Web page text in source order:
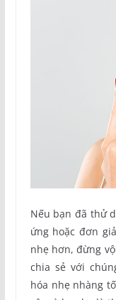
Nếu bạn đã thử
ứng hoặc đơn
nhẹ hơn, đừng
chia sẻ với
hóa nhẹ nhàng